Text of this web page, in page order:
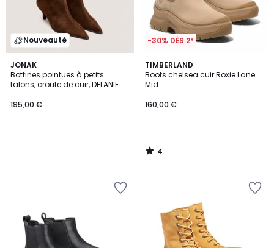
Nouveauté
JONAK
Bottines pointues à petits
talons, croute de cuir, DELANIE
195,00 €
-30% DÈS 2*
TIMBERLAND
Boots chelsea cuir Roxie Lane
Mid
160,00 €
4
/
5
4
/